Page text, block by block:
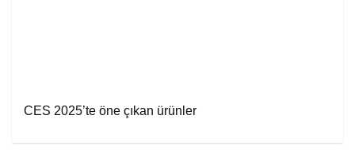
CES 2025’te öne çıkan ürünler